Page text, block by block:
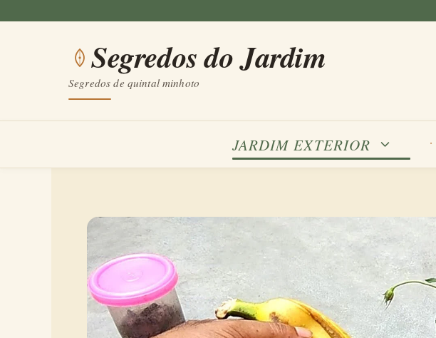
conteúdo
Segredos do Jardim
Segredos de quintal minhoto
JARDIM EXTERIOR